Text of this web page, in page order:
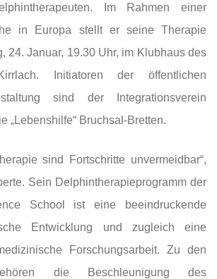
Im Rahmen einer
in Europa stellt er seine Therapie
24. Januar, 19.30 Uhr, im Klubhaus des
Initiatoren der öffentlichen
sind der Integrationsverein
„Lebenshilfe“ Bruchsal-Bretten.
sind Fortschritte unvermeidbar“,
Sein Delphintherapieprogramm der
School ist eine beeindruckende
Entwicklung und zugleich eine
Forschungsarbeit. Zu den
die Beschleunigung des